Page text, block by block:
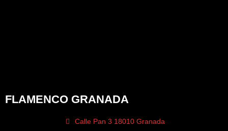
FLAMENCO GRANADA
Calle Pan 3 18010 Granada